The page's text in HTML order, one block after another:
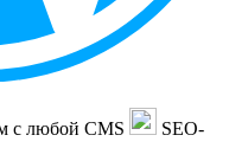
с любой CMS
SEO-